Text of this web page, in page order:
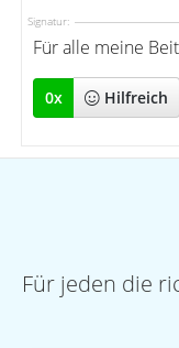
Signatur:
Für alle meine
0x Hilfreich
Für jeden die